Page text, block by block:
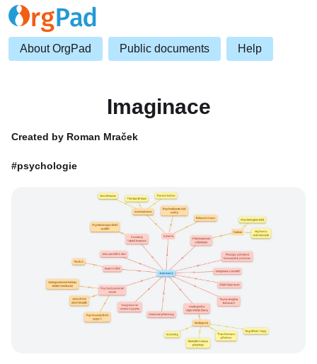
About OrgPad Public documents Help
Imaginace
Created by Roman Mraček
#psychologie